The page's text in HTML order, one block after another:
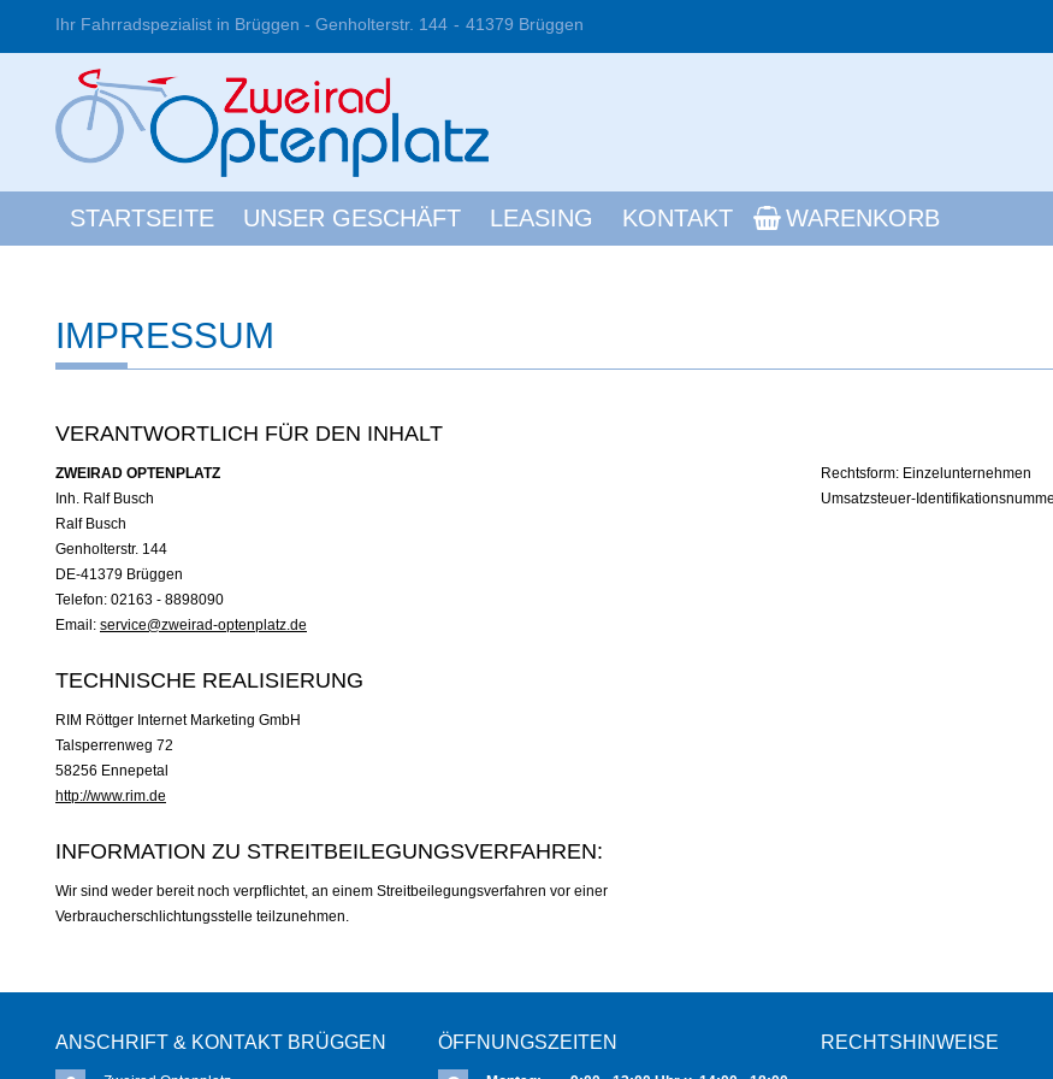
Ihr Fahrradspezialist in Brüggen - Genholterstr. 144 41379 Brüggen
STARTSEITE UNSER GESCHÄFT LEASING KONTAKT WARENKORB
IMPRESSUM
VERANTWORTLICH FÜR DEN INHALT
ZWEIRAD OPTENPLATZ
Inh. Ralf Busch
Ralf Busch
Genholterstr. 144
DE-41379 Brüggen
Telefon: 02163 - 8898090
Email: service@zweirad-optenplatz.de
Rechtsform: Einzelunternehmen
Umsatzsteuer-
TECHNISCHE REALISIERUNG
RIM Röttger Internet Marketing GmbH
Talsperrenweg 72
58256 Ennepetal
http://www.rim.de
INFORMATION ZU STREITBEILEGUNGSVERFAHREN:
Wir sind weder bereit noch verpflichtet, an einem Streitbeilegungsverfahren vor einer
Verbraucherschlichtungsstelle teilzunehmen.
ANSCHRIFT & KONTAKT BRÜGGEN ÖFFNUNGSZEITEN RECHTSHINWEISE